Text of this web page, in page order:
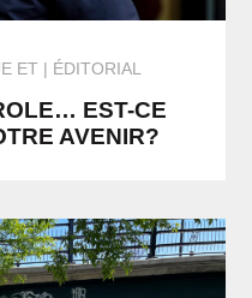
ET ÉDITORIAL
EST-CE
AVENIR?